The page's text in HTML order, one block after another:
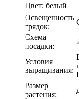
Цвет: белый
Освещенность
грядок:
Схема
посадки:
Условия
выращивания:
Размер
растения: